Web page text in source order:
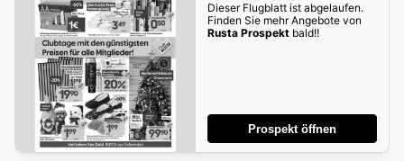
Dieser Flugblatt ist abgelaufen.
Finden Sie mehr Angebote von
Rusta Prospektbald!!
Prospekt öffnen